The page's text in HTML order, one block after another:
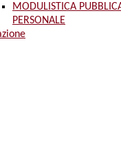
MODULISTICA
PERSONALE